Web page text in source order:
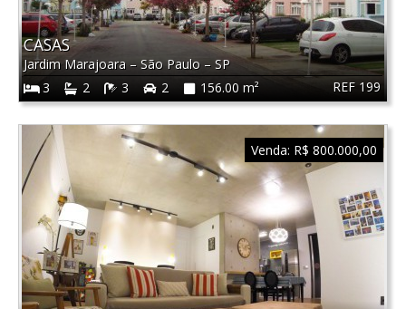
REF 199
CASAS
Jardim Marajoara –São Paulo – SP
3
2 3 2 156.00 m²
Venda: R$ 800.000,00